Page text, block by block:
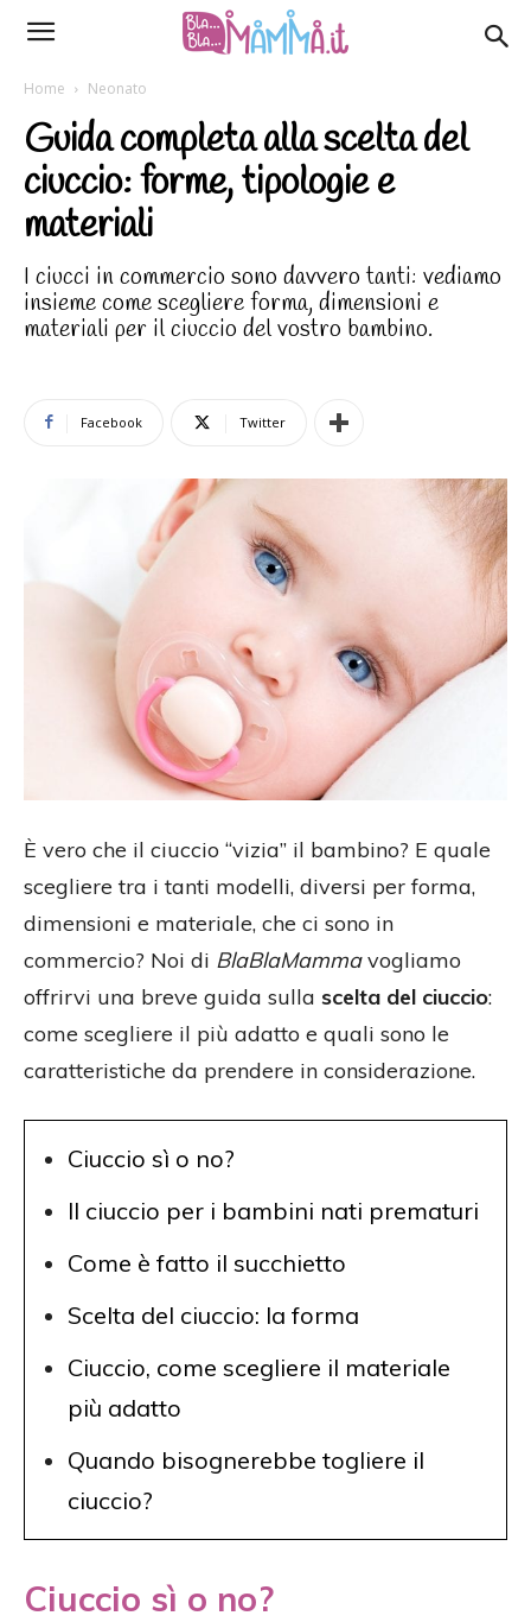
Home Neonato
Guida completa alla scelta del
ciuccio: forme, tipologie e
materiali
I ciucci in commercio sono davvero tanti: vediamo
insieme come scegliere forma, dimensioni e
materiali per il ciuccio del vostro bambino.
Facebook Twitter
È vero che il ciuccio “vizia” il bambino? E quale
scegliere tra i tanti modelli, diversi per forma,
dimensioni e materiale, che ci sono in
commercio? Noi di BlaBlaMammavogliamo
offrirvi una breve guida sulla scelta del ciuccio:
come scegliere il più adatto e quali sono le
caratteristiche da prendere in considerazione.
Ciuccio sì o no?
Il ciuccio per i bambini nati prematuri
Come è fatto il succhietto
Scelta del ciuccio: la forma
Ciuccio, come scegliere il materiale
più adatto
Quando bisognerebbe togliere il
ciuccio?
Ciuccio sì o no?